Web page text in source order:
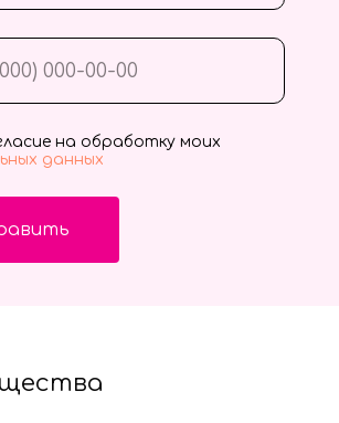
на обработку моих
данных